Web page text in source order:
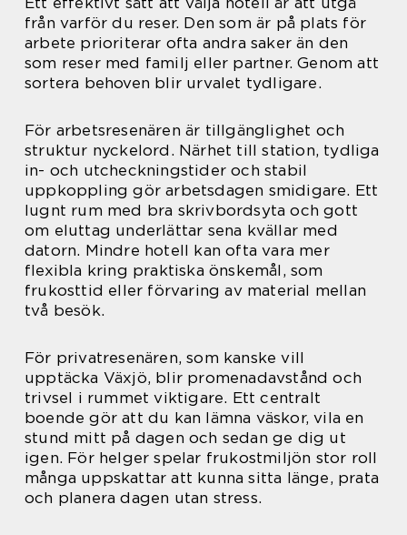
från varför du reser. Den som är på plats för
arbete prioriterar ofta andra saker än den
som reser med familj eller partner. Genom att
sortera behoven blir urvalet tydligare.
För arbetsresenären är tillgänglighet och
struktur nyckelord. Närhet till station, tydliga
in- och utcheckningstider och stabil
uppkoppling gör arbetsdagen smidigare. Ett
lugnt rum med bra skrivbordsyta och gott
om eluttag underlättar sena kvällar med
datorn. Mindre hotell kan ofta vara mer
flexibla kring praktiska önskemål, som
frukosttid eller förvaring av material mellan
två besök.
För privatresenären, som kanske vill
upptäcka Växjö, blir promenadavstånd och
trivsel i rummet viktigare. Ett centralt
boende gör att du kan lämna väskor, vila en
stund mitt på dagen och sedan ge dig ut
igen. För helger spelar frukostmiljön stor roll
många uppskattar att kunna sitta länge, prata
och planera dagen utan stress.